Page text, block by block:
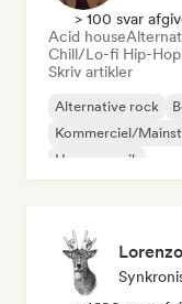
> 100 svar
Acid house
Chill/Lo-fi Hip-Hop
Skriv artikler
Alternative rock
Kommerciel/
House-musik